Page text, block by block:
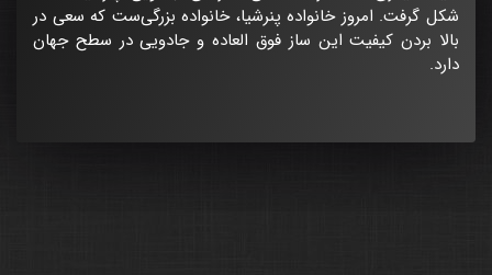
شکل گرفت. امروز خانواده پنرشیا، خانواده بزرگی‌ست که سعی در
بالا بردن کیفیت این ساز فوق العاده و جادویی در سطح جهان
دارد.